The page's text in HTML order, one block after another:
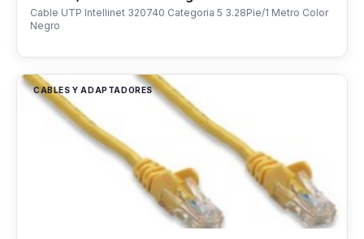
Cable UTP Intellinet 320740 Categoria 5 3.28Pie/1 Metro Color
Negro
CABLES Y ADAPTADORES